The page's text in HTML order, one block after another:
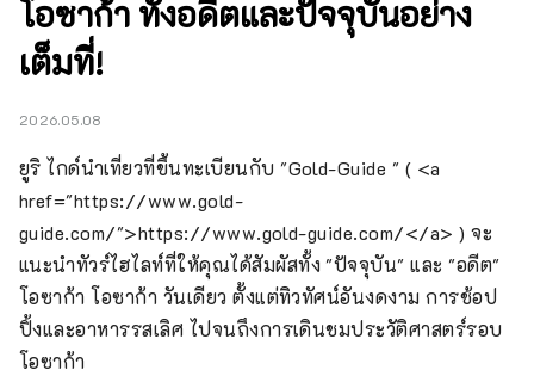
โอซาก้า ทั้งอดีตและปัจจุบันอย่าง
เต็มที่!
2026.05.08
ยูริ ไกด์นำเที่ยวที่ขึ้นทะเบียนกับ "Gold-Guide " ( <a
href="https://www.gold-
guide.com/">https://www.gold-guide.com/</a> ) จะ
แนะนำทัวร์ไฮไลท์ที่ให้คุณได้สัมผัสทั้ง "ปัจจุบัน" และ "อดีต"
โอซาก้า โอซาก้า วันเดียว ตั้งแต่ทิวทัศน์อันงดงาม การช้อป
ปิ้งและอาหารรสเลิศ ไปจนถึงการเดินชมประวัติศาสตร์รอบ
โอซาก้า